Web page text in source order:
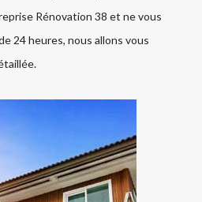
Rénovation 38 et ne vous
24 heures, nous allons vous